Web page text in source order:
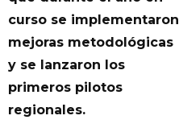
curso se implementaron
mejoras metodológicas
y se lanzaron los
primeros pilotos
regionales.